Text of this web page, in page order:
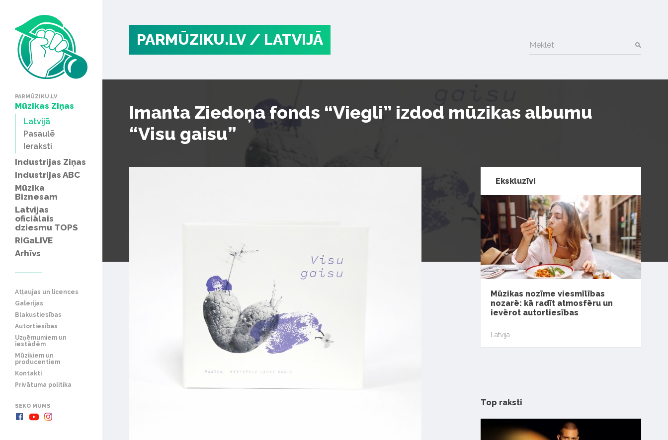
PARMŪZIKU.LV
Mūzikas Ziņas
Latvijā
Pasaulē
Ieraksti
Industrijas Ziņas
Industrijas ABC
Mūzika
Biznesam
Latvijas
oficiālais
dziesmu TOPS
RIGaLIVE
Arhīvs
Atļaujas un licences
Galerijas
Blakustiesības
Autortiesības
Uzņēmumiem un
iestādēm
Mūziķiem un
producentiem
Kontakti
Privātuma politika
SEKO MUMS
PARMŪZIKU.LV / LATVIJĀ Meklēt
Imanta Ziedoņa fonds “Viegli” izdod mūzikas albumu
“Visu gaisu”
Ekskluzīvi
Mūzikas nozīme viesmīlības
nozarē: kā radīt atmosfēru un
ievērot autortiesības
Latvijā
Top raksti